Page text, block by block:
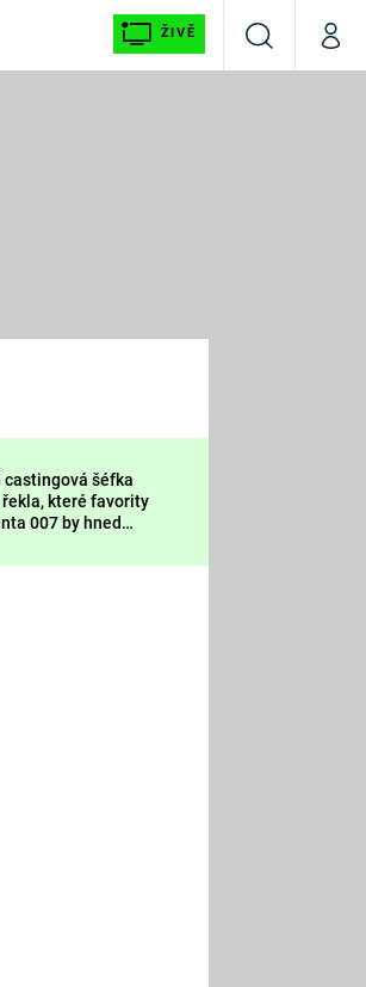
ŽIVĚ
VyhledáváníMůj
Prima LAJK
Sledujte nás
castingová šéfka
řekla, které favority
007 by hned